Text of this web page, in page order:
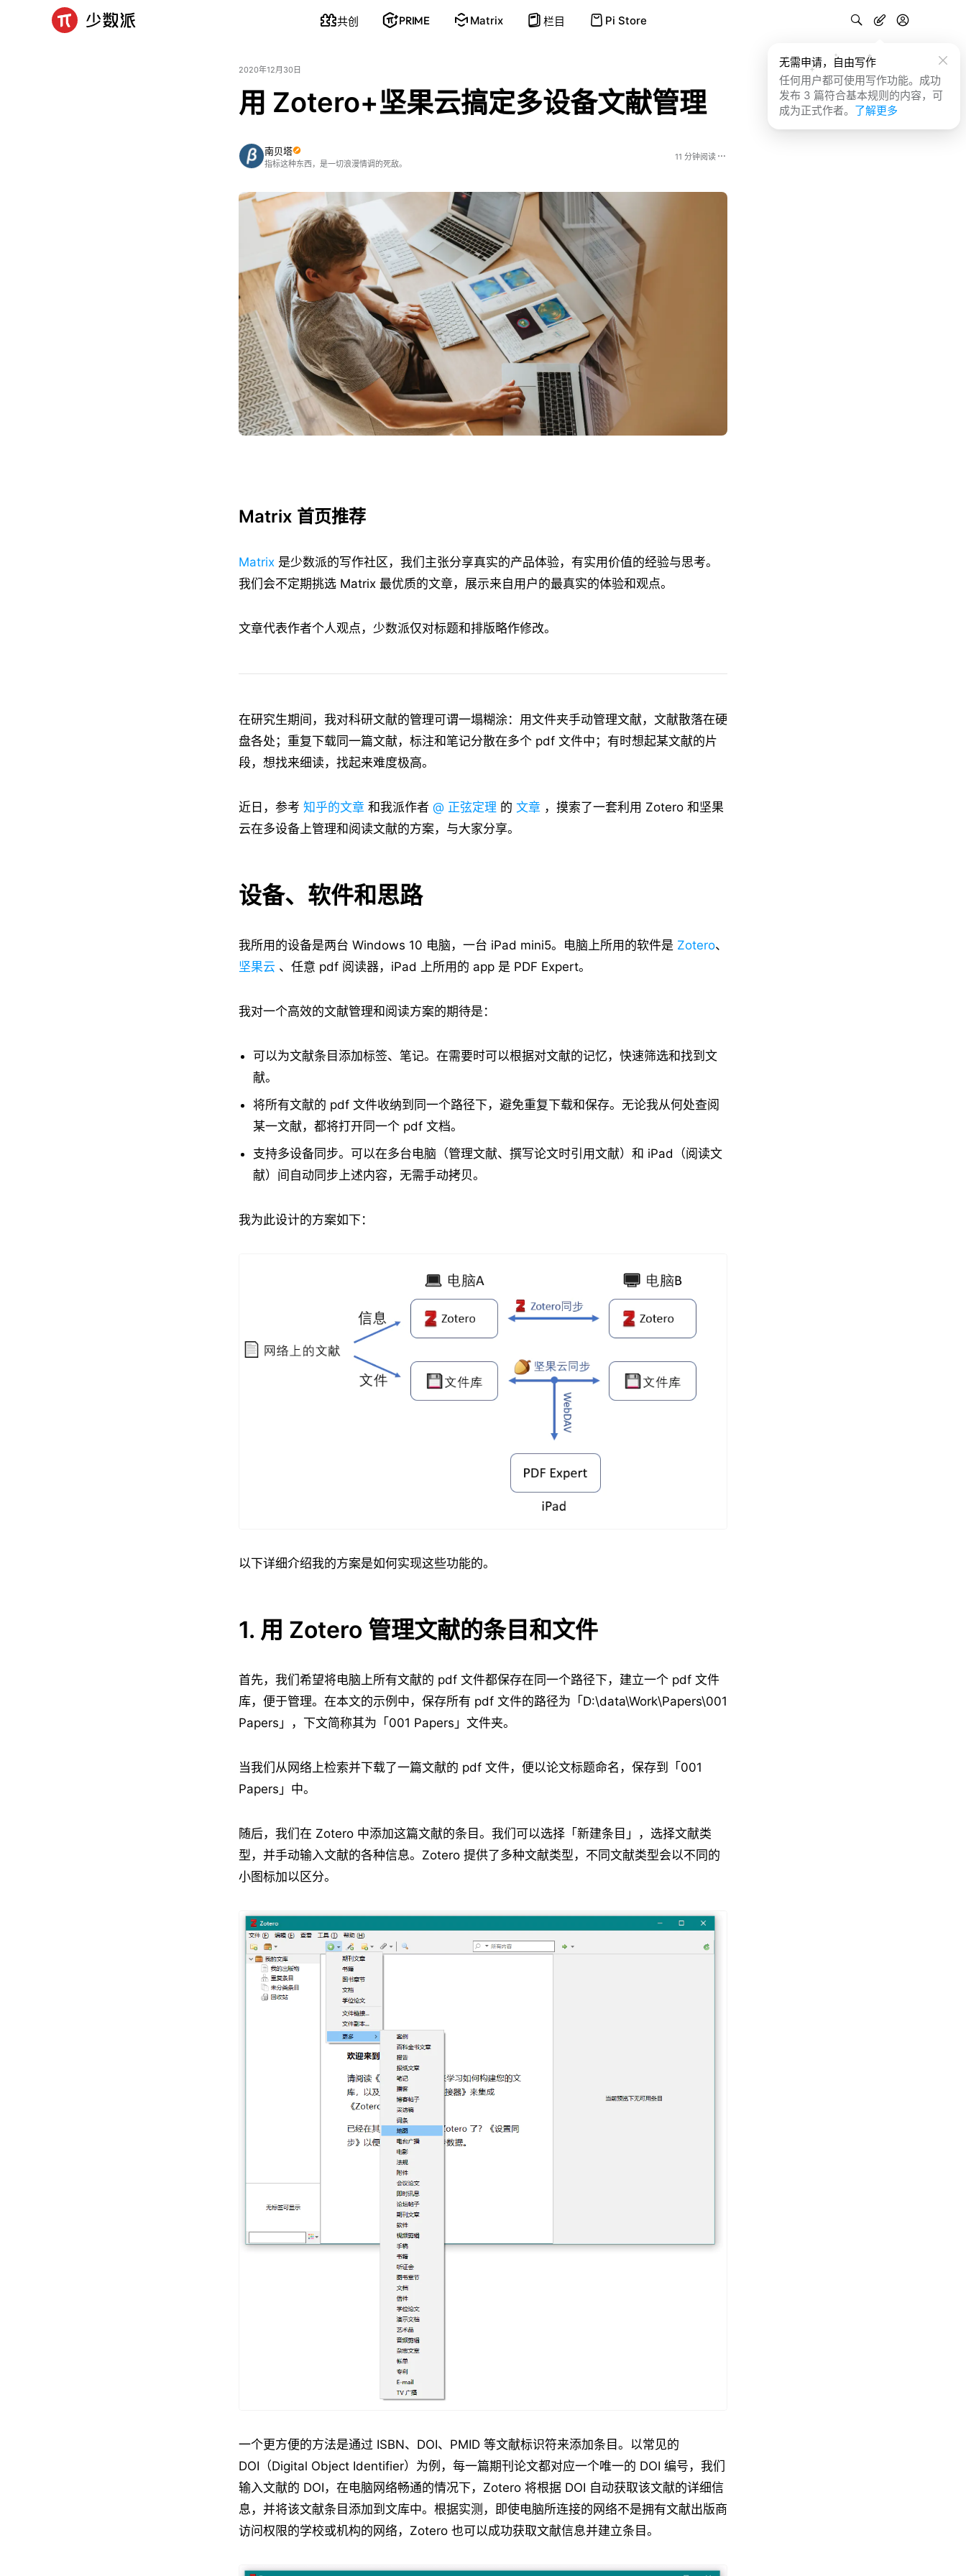
共创 PRIME Matrix 栏目 Pi Store
无需申请，自由写作
任何用户都可使用写作功能。成功
发布 3 篇符合基本规则的内容，可
成为正式作者。 了解更多
2020年12月30日
用 Zotero+坚果云搞定多设备文献管理
南贝塔
指标这种东西，是一切浪漫情调的死敌。
11 分钟阅读
Matrix 首页推荐
Matrix 是少数派的写作社区，我们主张分享真实的产品体验，有实用价值的经验与思考。
我们会不定期挑选 Matrix 最优质的文章，展示来自用户的最真实的体验和观点。
文章代表作者个人观点，少数派仅对标题和排版略作修改。
在研究生期间，我对科研文献的管理可谓一塌糊涂：用文件夹手动管理文献，文献散落在硬
盘各处；重复下载同一篇文献，标注和笔记分散在多个 pdf 文件中；有时想起某文献的片
段，想找来细读，找起来难度极高。
近日，参考 知乎的文章 和我派作者 @ 正弦定理 的 文章 ，摸索了一套利用 Zotero 和坚果
云在多设备上管理和阅读文献的方案，与大家分享。
设备、软件和思路
我所用的设备是两台 Windows 10 电脑，一台 iPad mini5。电脑上所用的软件是 Zotero、
坚果云 、任意 pdf 阅读器，iPad 上所用的 app 是 PDF Expert。
我对一个高效的文献管理和阅读方案的期待是：
可以为文献条目添加标签、笔记。在需要时可以根据对文献的记忆，快速筛选和找到文
献。
将所有文献的 pdf 文件收纳到同一个路径下，避免重复下载和保存。无论我从何处查阅
某一文献，都将打开同一个 pdf 文档。
支持多设备同步。可以在多台电脑（管理文献、撰写论文时引用文献）和 iPad（阅读文
献）间自动同步上述内容，无需手动拷贝。
我为此设计的方案如下：
以下详细介绍我的方案是如何实现这些功能的。
1. 用 Zotero 管理文献的条目和文件
首先，我们希望将电脑上所有文献的 pdf 文件都保存在同一个路径下，建立一个 pdf 文件
库，便于管理。在本文的示例中，保存所有 pdf 文件的路径为「D:\data\Work\Papers\001
Papers」，下文简称其为「001 Papers」文件夹。
当我们从网络上检索并下载了一篇文献的 pdf 文件，便以论文标题命名，保存到「001
Papers」中。
随后，我们在 Zotero 中添加这篇文献的条目。我们可以选择「新建条目」，选择文献类
型，并手动输入文献的各种信息。Zotero 提供了多种文献类型，不同文献类型会以不同的
小图标加以区分。
一个更方便的方法是通过 ISBN、DOI、PMID 等文献标识符来添加条目。以常见的
DOI（Digital Object Identifier）为例，每一篇期刊论文都对应一个唯一的 DOI 编号，我们
输入文献的 DOI，在电脑网络畅通的情况下，Zotero 将根据 DOI 自动获取该文献的详细信
息，并将该文献条目添加到文库中。根据实测，即使电脑所连接的网络不是拥有文献出版商
访问权限的学校或机构的网络，Zotero 也可以成功获取文献信息并建立条目。